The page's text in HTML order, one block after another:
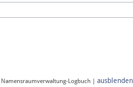
Namensraumverwaltung-Logbuch | ausblenden